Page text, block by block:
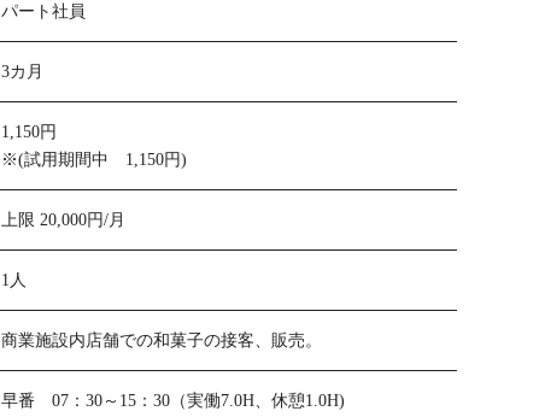
パート社員
3カ月
1,150円
※(試用期間中 1,150円)
上限 20,000円/月
1人
商業施設内店舗での和菓子の接客、販売。
早番 07：30～15：30（実働7.0H、休憩1.0H)